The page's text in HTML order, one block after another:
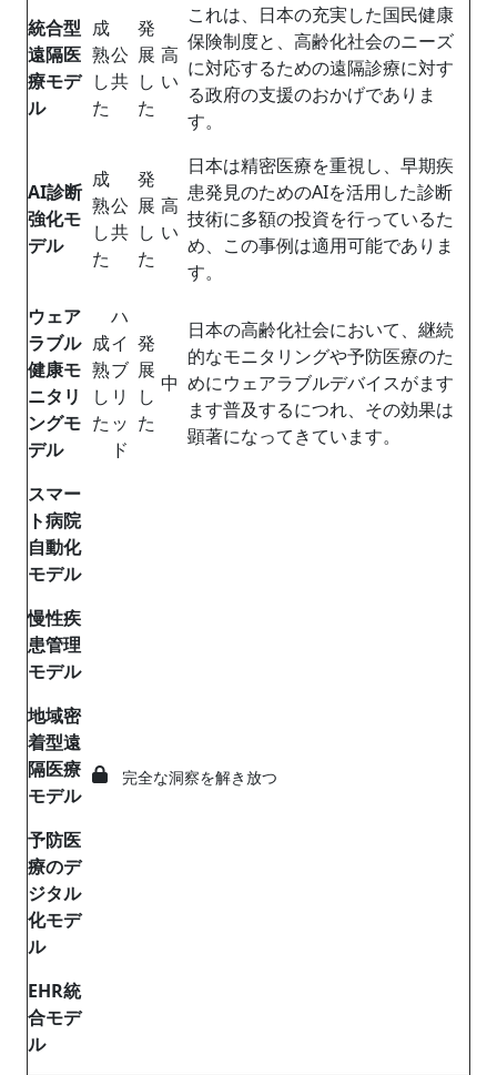
統合型
遠隔医
療モデ
ル
成
熟
し
た
公
共
発
展
し
た
高
い
これは、日本の充実した国民健康
保険制度と、高齢化社会のニーズ
に対応するための遠隔診療に対す
る政府の支援のおかげでありま
す。
AI診断
強化モ
デル
成
熟
し
た
公
共
発
展
し
た
高
い
日本は精密医療を重視し、早期疾
患発見のためのAIを活用した診断
技術に多額の投資を行っているた
め、この事例は適用可能でありま
す。
ウェア
ラブル
健康モ
ニタリ
ングモ
デル
成
熟
し
た
ハ
イ
ブ
リ
ッ
ド
発
展
し
た
中
日本の高齢化社会において、継続
的なモニタリングや予防医療のた
めにウェアラブルデバイスがます
ます普及するにつれ、その効果は
顕著になってきています。
スマー
ト病院
自動化
モデル
完全な洞察を解き放つ
慢性疾
患管理
モデル
地域密
着型遠
隔医療
モデル
予防医
療のデ
ジタル
化モデ
ル
EHR統
合モデ
ル